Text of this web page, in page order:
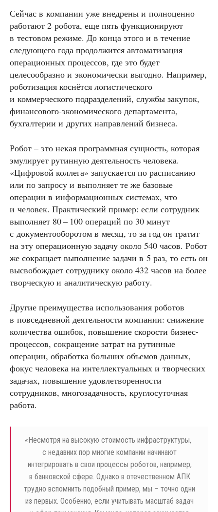
Сейчас в компании уже внедрены и полноценно
работают 2 робота, еще пять функционируют
в тестовом режиме. До конца этого и в течение
следующего года продолжится автоматизация
операционных процессов, где это будет
целесообразно и экономически выгодно. Например,
роботизация коснётся логистического
и коммерческого подразделений, службы закупок,
финансового-экономического департамента,
бухгалтерии и других направлений бизнеса.
Робот – это некая программная сущность, которая
эмулирует рутинную деятельность человека.
«Цифровой коллега» запускается по расписанию
или по запросу и выполняет те же базовые
операции в информационных системах, что
и человек. Практический пример: если сотрудник
выполняет 80 – 100 операций по 30 минут
с документооборотом в месяц, то за год он тратит
на эту операционную задачу около 540 часов. Робот
же сокращает выполнение задачи в 5 раз, то есть он
высвобождает сотруднику около 432 часов на более
творческую и аналитическую работу.
Другие преимущества использования роботов
в повседневной деятельности компании: снижение
количества ошибок, повышение скорости бизнес-
процессов, сокращение затрат на рутинные
операции, обработка больших объемов данных,
фокус человека на интеллектуальных и творческих
задачах, повышение удовлетворенности
сотрудников, многозадачность, круглосуточная
работа.
«Несмотря на высокую стоимость инфраструктуры,
с недавних пор многие компании начинают
интегрировать в свои процессы роботов, например,
в банковской сфере. Однако в отечественном АПК
трудно вспомнить подобный пример, мы – точно одни
из первых. Особенно, если учитывать масштаб задач